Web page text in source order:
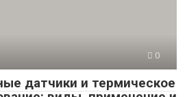
0
датчики и термическое